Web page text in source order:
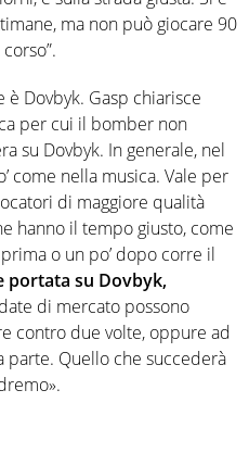
ma non può giocare 90
Dovbyk. Gasp chiarisce
per cui il bomber non
su Dovbyk. In generale, nel
come nella musica. Vale per
di maggiore qualità
hanno il tempo giusto, come
o un po’ dopo corre il
portata su Dovbyk,
di mercato possono
contro due volte, oppure ad
parte. Quello che succederà